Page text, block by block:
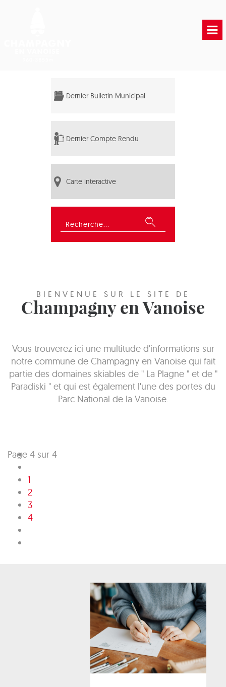
Dernier Bulletin Municipal
Dernier Compte Rendu
Carte interactive
Rechercher
BIENVENUE SUR LE SITE DE
Champagny en Vanoise
Vous trouverez ici une multitude d'informations sur
notre commune de Champagny en Vanoise qui fait
partie des domaines skiables de " La Plagne " et de "
Paradiski " et qui est également l'une des portes du
Parc National de la Vanoise.
Page 4 sur 4
1
2
3
4